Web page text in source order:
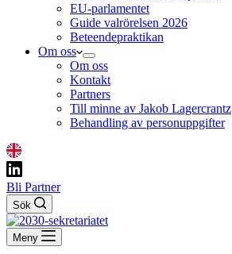
EU-parlamentet
Guide valrörelsen 2026
Beteendepraktikan
Om oss
Om oss
Kontakt
Partners
Till minne av Jakob Lagercrantz
Behandling av personuppgifter
Bli Partner
Sök
Meny